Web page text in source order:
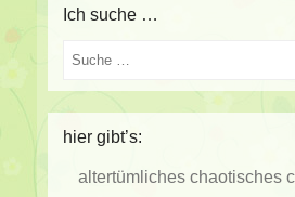
Ich suche …
Suche
hier gibt’s:
altertümliches chaotisches